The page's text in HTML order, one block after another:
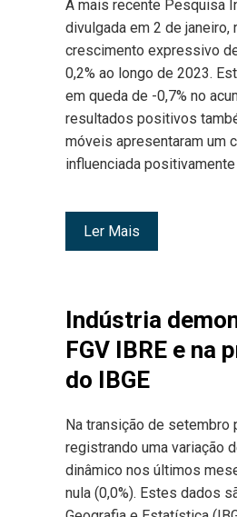
A mais recente Pesquisa
divulgada em 2 de
crescimento expressivo
0,2% ao longo de 2023.
em queda de -0,7% no
resultados positivos
móveis apresentaram um
influenciada
Ler Mais
Indústria
FGV IBRE e
do IBGE
Na transição de setembro
registrando uma variação
dinâmico nos últimos
nula (0,0%). Estes dados